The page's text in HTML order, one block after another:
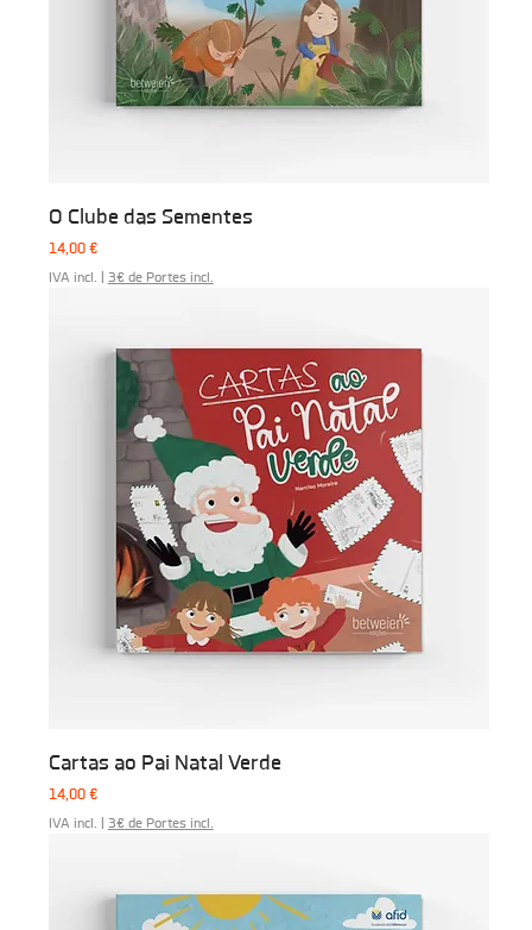
O Clube das Sementes
Preço
14,00 €
IVA incl. 3€ de Portes incl.
Cartas ao Pai Natal Verde
Preço
14,00 €
IVA incl. 3€ de Portes incl.